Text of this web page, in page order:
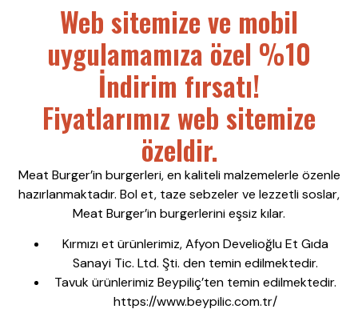
Web sitemize ve mobil
uygulamamıza özel %10
İndirim fırsatı!
Fiyatlarımız web sitemize
özeldir.
Meat Burger’in burgerleri, en kaliteli malzemelerle özenle
hazırlanmaktadır. Bol et, taze sebzeler ve lezzetli soslar,
Meat Burger’in burgerlerini eşsiz kılar.
Kırmızı et ürünlerimiz, Afyon Develioğlu Et Gıda
Sanayi Tic. Ltd. Şti. den temin edilmektedir.
Tavuk ürünlerimiz Beypiliç’ten temin edilmektedir.
https://www.beypilic.com.tr/